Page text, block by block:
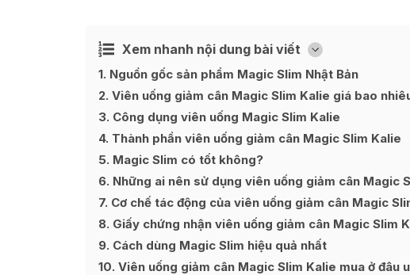
Xem nhanh nội dung bài viết [
Ẩn
1 Nguồn gốc sản phẩm Magic Slim Nhật Bản
2 Viên uống giảm cân Magic Slim Kalie giá bao
3 Công dụng viên uống Magic Slim Kalie
4 Thành phần viên uống giảm cân Magic Slim Kalie
5 Magic Slim có tốt không?
6 Những ai nên sử dụng viên uống giảm cân Magic
7 Cơ chế tác động của viên uống giảm cân Magic
8 Giấy chứng nhận viên uống giảm cân Magic Slim
9 Cách dùng Magic Slim hiệu quả nhất
10 Viên uống giảm cân Magic Slim Kalie mua ở đâu